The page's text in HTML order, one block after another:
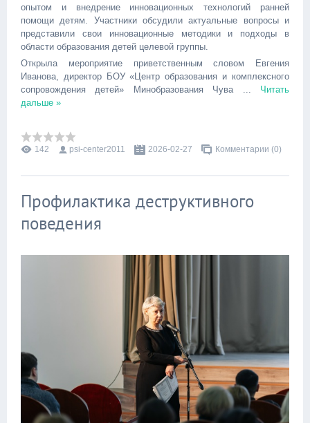
опытом и внедрение инновационных технологий ранней
помощи детям. Участники обсудили актуальные вопросы и
представили свои инновационные методики и подходы в
области образования детей целевой группы.
Открыла мероприятие приветственным словом Евгения
Иванова, директор БОУ «Центр образования и комплексного
сопровождения детей» Минобразования Чува ... Читать
дальше »
142 psi-center2011 2026-02-27 Комментарии (0)
Профилактика деструктивного
поведения